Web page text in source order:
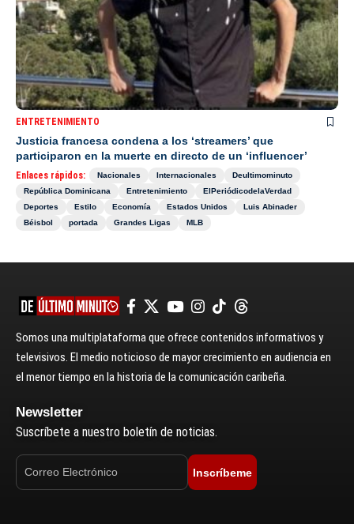
ENTRETENIMIENTO
Justicia francesa condena a los ‘streamers’ que
participaron en la muerte en directo de un ‘influencer’
Enlaces rápidos: Nacionales Internacionales
Deultimominuto
República Dominicana
Entretenimiento
ElPeriódicodelaVerdad
Deportes
Estilo Economía Estados Unidos
Luis Abinader
Béisbol
portada Grandes Ligas MLB
Somos una multiplataforma que ofrece contenidos informativos y
televisivos. El medio noticioso de mayor crecimiento en audiencia en
el menor tiempo en la historia de la comunicación caribeña.
Newsletter
Suscríbete a nuestro boletín de noticias.
Inscríbeme